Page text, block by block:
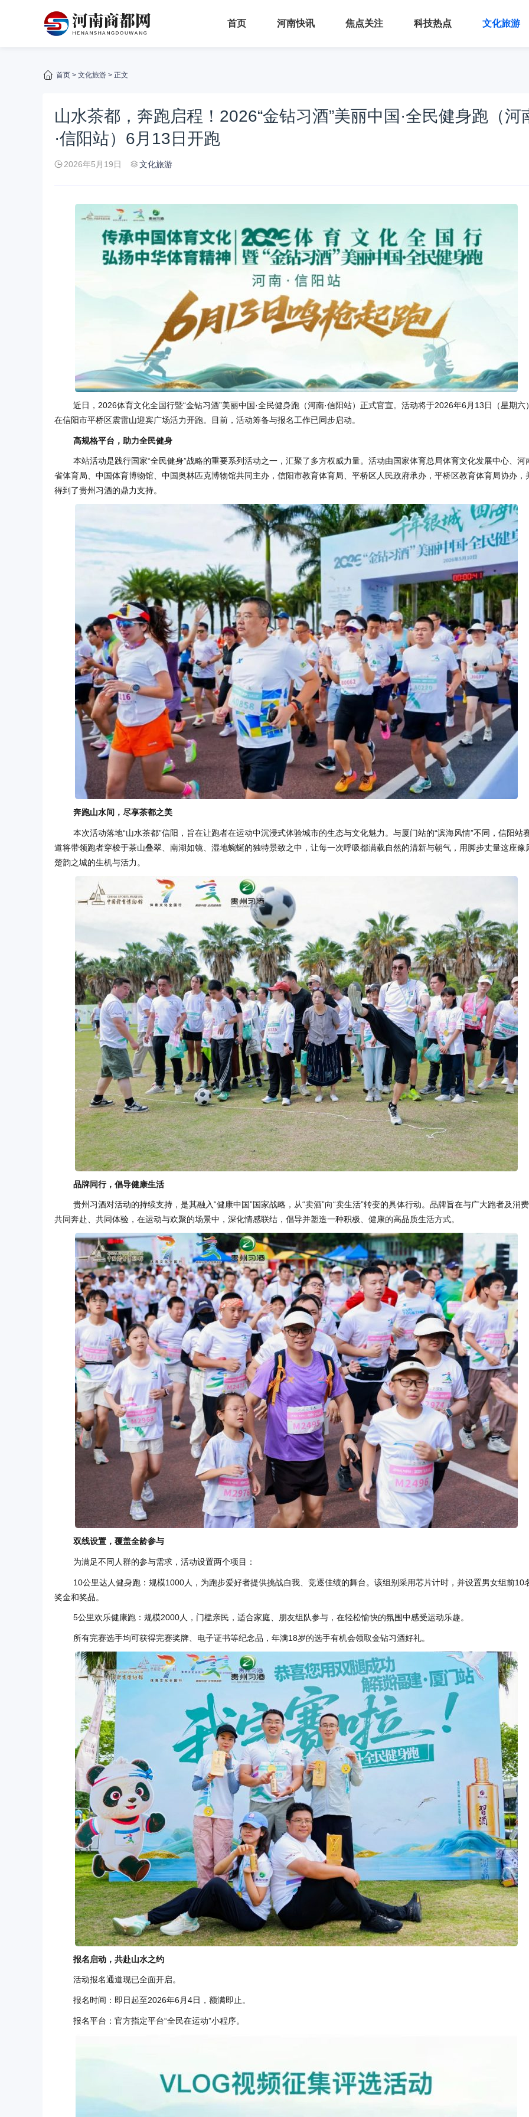
首页 河南快讯 焦点关注 科技热点 文化旅游
首页 > 文化旅游 > 正文
山水茶都，奔跑启程！2026“金钻习酒”美丽中国·全民健身跑（河
·信阳站）6月13日开跑
2026年5月19日 文化旅游
近日，2026体育文化全国行暨“金钻习酒”美丽中国·全民健身跑（河南·信阳站）正式官宣。活动将于2026年6月13日（星期六
在信阳市平桥区震雷山迎宾广场活力开跑。目前，活动筹备与报名工作已同步启动。
高规格平台，助力全民健身
本站活动是践行国家“全民健身”战略的重要系列活动之一，汇聚了多方权威力量。活动由国家体育总局体育文化发展中心、河
省体育局、中国体育博物馆、中国奥林匹克博物馆共同主办，信阳市教育体育局、平桥区人民政府承办，平桥区教育体育局协办，
得到了贵州习酒的鼎力支持。
奔跑山水间，尽享茶都之美
本次活动落地“山水茶都”信阳，旨在让跑者在运动中沉浸式体验城市的生态与文化魅力。与厦门站的“滨海风情”不同，信阳站
道将带领跑者穿梭于茶山叠翠、南湖如镜、湿地蜿蜒的独特景致之中，让每一次呼吸都满载自然的清新与朝气，用脚步丈量这座豫
楚韵之城的生机与活力。
品牌同行，倡导健康生活
贵州习酒对活动的持续支持，是其融入“健康中国”国家战略，从“卖酒”向“卖生活”转变的具体行动。品牌旨在与广大跑者及消
共同奔赴、共同体验，在运动与欢聚的场景中，深化情感联结，倡导并塑造一种积极、健康的高品质生活方式。
双线设置，覆盖全龄参与
为满足不同人群的参与需求，活动设置两个项目：
10公里达人健身跑：规模1000人，为跑步爱好者提供挑战自我、竞逐佳绩的舞台。该组别采用芯片计时，并设置男女组前10
奖金和奖品。
5公里欢乐健康跑：规模2000人，门槛亲民，适合家庭、朋友组队参与，在轻松愉快的氛围中感受运动乐趣。
所有完赛选手均可获得完赛奖牌、电子证书等纪念品，年满18岁的选手有机会领取金钻习酒好礼。
报名启动，共赴山水之约
活动报名通道现已全面开启。
报名时间：即日起至2026年6月4日，额满即止。
报名平台：官方指定平台“全民在运动”小程序。